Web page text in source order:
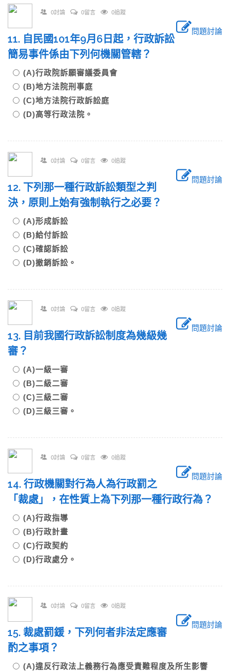
0討論 0留言 0追蹤
問題討論
11. 自民國101年9月6日起，行政訴訟
簡易事件係由下列何機關管轄？
(A)行政院訴願審議委員會
(B)地方法院刑事庭
(C)地方法院行政訴訟庭
(D)高等行政法院。
0討論 0留言 0追蹤
問題討論
12. 下列那一種行政訴訟類型之判
決，原則上始有強制執行之必要？
(A)形成訴訟
(B)給付訴訟
(C)確認訴訟
(D)撤銷訴訟。
0討論 0留言 0追蹤
問題討論
13. 目前我國行政訴訟制度為幾級幾
審？
(A)一級一審
(B)二級二審
(C)三級二審
(D)三級三審。
0討論 0留言 0追蹤
問題討論
14. 行政機關對行為人為行政罰之
「裁處」，在性質上為下列那一種行政行為？
(A)行政指導
(B)行政計畫
(C)行政契約
(D)行政處分。
0討論 0留言 0追蹤
問題討論
15. 裁處罰鍰，下列何者非法定應審
酌之事項？
(A)違反行政法上義務行為應受責難程度及所生影響